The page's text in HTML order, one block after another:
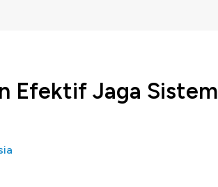
Efektif Jaga Sistem